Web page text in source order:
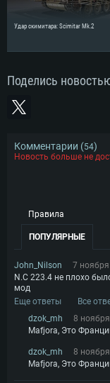
Удар скимитара: Scimitar Mk.2
Поделись
Комментарии (54)
Новость больше не
Правила
ПОПУЛЯРНЫЕ
John_Nilson 7
N.C 223.4 не плохо
мод
Еще ответы
Все
dzok_mh
8
Mafjora, Это
dzok_mh 8
Mafjora, Это